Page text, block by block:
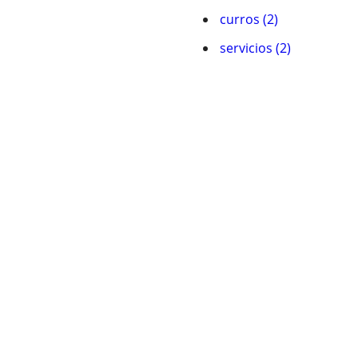
curros (2)
servicios (2)